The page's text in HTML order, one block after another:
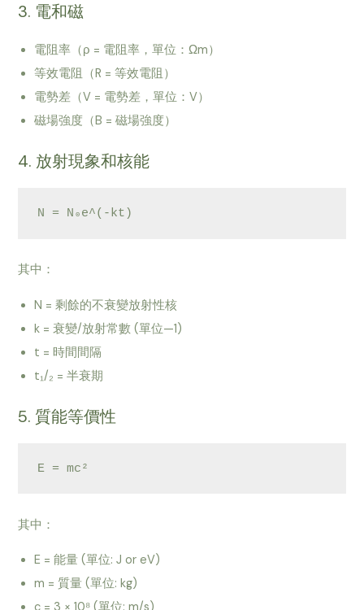
3. 電和磁
電阻率（ρ = 電阻率，單位：Ωm）
等效電阻（R = 等效電阻）
電勢差（V = 電勢差，單位：V）
磁場強度（B = 磁場強度）
4. 放射現象和核能
其中：
N = 剩餘的不衰變放射性核
k = 衰變/放射常數 (單位—1)
t = 時間間隔
t₁/₂ = 半衰期
5. 質能等價性
其中：
E = 能量 (單位: J or eV)
m = 質量 (單位: kg)